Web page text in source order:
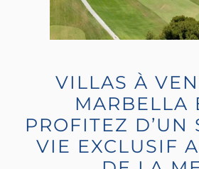
VILLAS À
MARBELLA
PROFITEZ D’UN
VIE EXCLUSIF